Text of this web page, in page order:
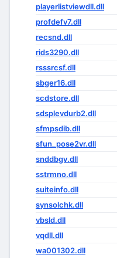
playerlistviewdll.dll
profdefv7.dll
recsnd.dll
rids3290.dll
rsssrcsf.dll
sbger16.dll
scdstore.dll
sdsplevdurb2.dll
sfmpsdib.dll
sfun_pose2vr.dll
snddbgv.dll
sstrmno.dll
suiteinfo.dll
synsolchk.dll
vbsld.dll
vqdll.dll
wa001302.dll